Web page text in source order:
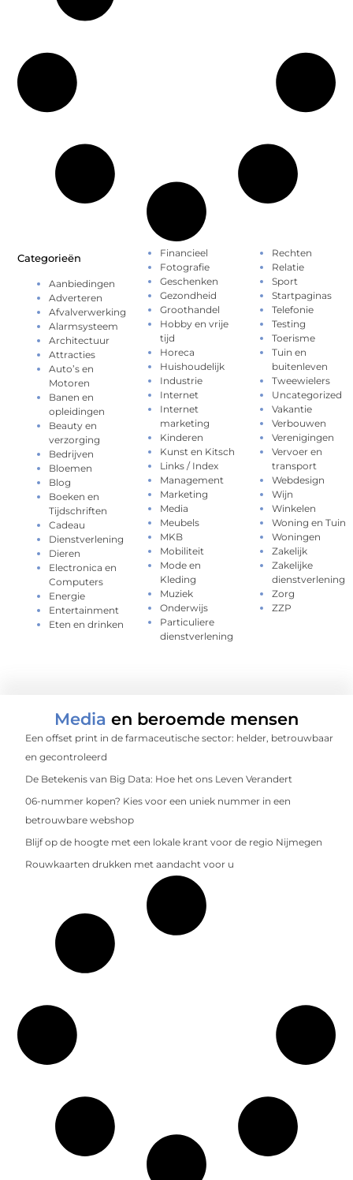
Categorieën
Aanbiedingen
Adverteren
Afvalverwerking
Alarmsysteem
Architectuur
Attracties
Auto’s en
Motoren
Banen en
opleidingen
Beauty en
verzorging
Bedrijven
Bloemen
Blog
Boeken en
Tijdschriften
Cadeau
Dienstverlening
Dieren
Electronica en
Computers
Energie
Entertainment
Eten en drinken
Financieel
Fotografie
Geschenken
Gezondheid
Groothandel
Hobby en vrije
tijd
Horeca
Huishoudelijk
Industrie
Internet
Internet
marketing
Kinderen
Kunst en Kitsch
Links / Index
Management
Marketing
Media
Meubels
MKB
Mobiliteit
Mode en
Kleding
Muziek
Onderwijs
Particuliere
dienstverlening
Rechten
Relatie
Sport
Startpaginas
Telefonie
Testing
Toerisme
Tuin en
buitenleven
Tweewielers
Uncategorized
Vakantie
Verbouwen
Verenigingen
Vervoer en
transport
Webdesign
Wijn
Winkelen
Woning en Tuin
Woningen
Zakelijk
Zakelijke
dienstverlening
Zorg
ZZP
Media en beroemde mensen
Een offset print in de farmaceutische sector: helder, betrouwbaar
en gecontroleerd
De Betekenis van Big Data: Hoe het ons Leven Verandert
06-nummer kopen? Kies voor een uniek nummer in een
betrouwbare webshop
Blijf op de hoogte met een lokale krant voor de regio Nijmegen
Rouwkaarten drukken met aandacht voor u